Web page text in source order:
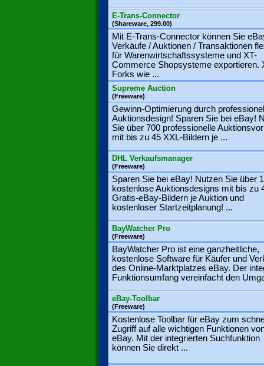
E-Trans-Connector
(Shareware, 299.00)
Mit E-Trans-Connector können Sie
Verkäufe / Auktionen / Transaktionen
für Warenwirtschaftssysteme und XT-
Commerce Shopsysteme exportieren.
Forks wie ...
Supreme Auction
(Freeware)
Gewinn-Optimierung durch
Auktionsdesign! Sparen Sie bei eBay!
Sie über 700 professionelle
mit bis zu 45 XXL-Bildern je ...
DHL Verkaufsmanager
(Freeware)
Sparen Sie bei eBay! Nutzen Sie über
kostenlose Auktionsdesigns mit bis zu
Gratis-eBay-Bildern je Auktion und
kostenloser Startzeitplanung! ...
BayWatcher Pro
(Freeware)
BayWatcher Pro ist eine ganzheitliche,
kostenlose Software für Käufer und
des Online-Marktplatzes eBay. Der
Funktionsumfang vereinfacht den
eBay-Toolbar
(Freeware)
Kostenlose Toolbar für eBay zum
Zugriff auf alle wichtigen Funktionen
eBay. Mit der integrierten Suchfunktion
können Sie direkt ...